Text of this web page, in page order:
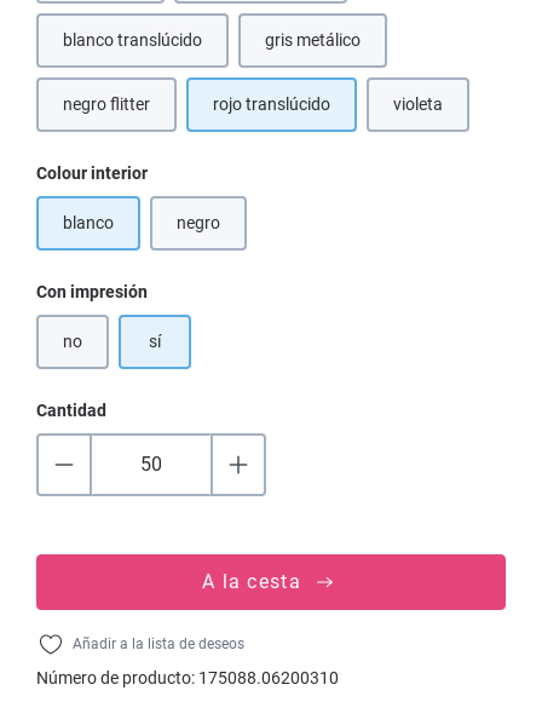
blanco translúcido gris metálico(Esta opción no está disponible en
negro flitter(Esta opción no está disponible en este momento.)
rojo translúcido violeta
Seleccione
Colour interior
blanco negro(Esta opción no está disponible en este momento.)
Seleccione
Con impresión
no sí
Cantidad
A la cesta
Añadir a la lista de deseos
Número de producto: 175088.06200310